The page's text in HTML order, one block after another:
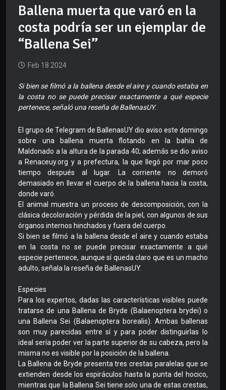
Ballena muerta que varó en la
costa podría ser un ejemplar de
“Ballena Sei”
Feb 18 2024
Si bien se filmó a la ballena desde el aire y cuando estaba en
la costa no se puede precisar exactamente a qué especie
pertenece, señaló una reseña de BallenasUY.
El grupo de Telegram de BallenasUY dio aviso este domingo
sobre una ballena muerta flotando en la bahía de
Maldonado a la altura de la parada 40; además se dio aviso
a Renaceuy.org y a prefectura, la que llegó por mar poco
tiempo después al lugar. La corriente no demoró
demasiado en llevar el cuerpo de la ballena hacia la costa,
donde varó.
El animal muestra un proceso de descomposición, con la
clásica decoloración y pérdida de la piel, con algunos de sus
órganos internos hinchados y fuera del cuerpo.
Si bien se filmó a la ballena desde el aire y cuando estaba
en la costa no se puede precisar exactamente a qué
especie pertenece, aunque sí queda claro que es un macho
adulto, señala la reseña de BallenasUY.
Especies
Para los expertos, dadas las características visibles puede
tratarse de una Ballena de Bryde (Balaenoptera brydei) o
una Ballena Sei (Balaenoptera borealis). Ambas ballenas
son muy parecidas entre sí y para poder distinguirlas lo
ideal sería poder ver la parte superior de su cabeza, pero la
misma no es visible por la posición de la ballena.
La Ballena de Bryde presenta tres crestas paralelas que se
extienden desde los espiráculos hasta la punta del hocico,
mientras que la Ballena Sei tiene solo una de estas crestas,